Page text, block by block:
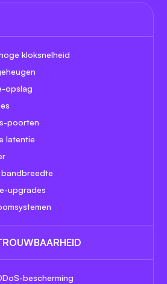
kloksnelheid
opslag
poorten
latentie
upgrades
bescherming